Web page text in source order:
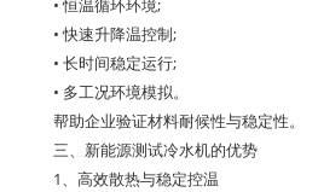
• 恒温循环环境;
• 快速升降温控制;
• 长时间稳定运行;
• 多工况环境模拟。
帮助企业验证材料耐候性与稳定性。
三、新能源测试冷水机的优势
1、高效散热与稳定控温